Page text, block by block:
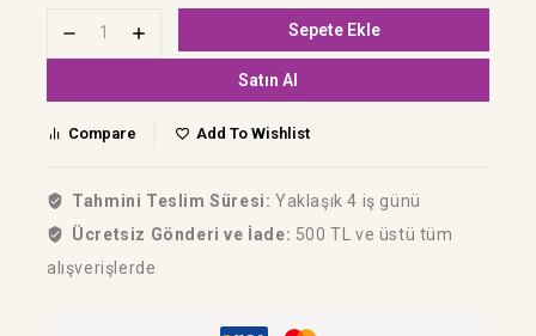
Sepete Ekle
Satın Al
Compare Add To Wishlist
Tahmini Teslim Süresi: Yaklaşık 4 iş günü
Ücretsiz Gönderi ve İade: 500 TL ve üstü tüm
alışverişlerde